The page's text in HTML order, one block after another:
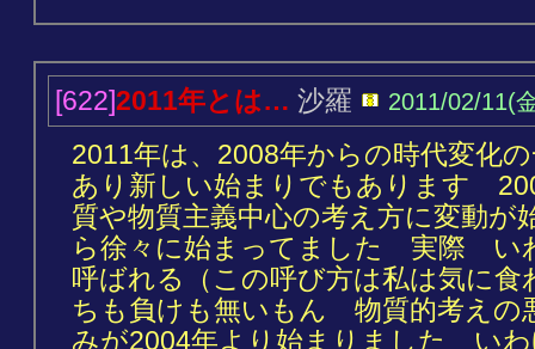
[622]2011年とは… 沙羅 2011/02/11(
2011年は、2008年からの時代変化
あり新しい始まりでもあります
質や物質主義中心の考え方に変動が
ら徐々に始まってました 実際 い
呼ばれる（この呼び方は私は気に
ちも負けも無いもん 物質的考えの
みが2004年より始まりました いわ